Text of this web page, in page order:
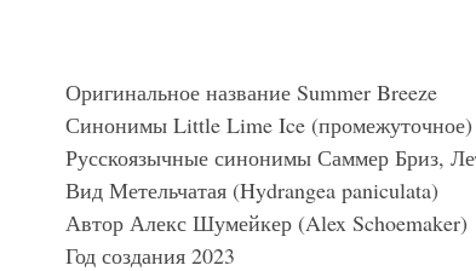
Оригинальное название Summer Breeze
Синонимы Little Lime Ice (промежуточное)
Русскоязычные синонимы Саммер Бриз,
Вид Метельчатая (Hydrangea paniculata)
Автор Алекс Шумейкер (Alex Schoemaker)
Год создания 2023